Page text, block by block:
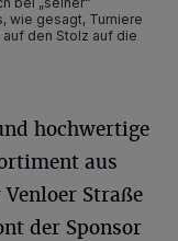
wie gesagt, Turniere
den Stolz auf die
hochwertige
aus
Straße
der Sponsor